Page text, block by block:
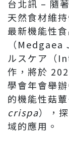
台北訊 – 隨
天然食材維
最新機能性
（
ルスケア（
作，將於
學會年會舉
的機能性菇
crispa），
域的應用。